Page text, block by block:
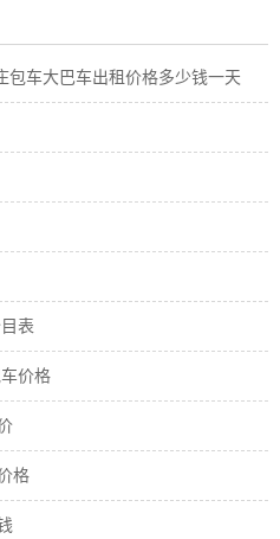
包车大巴车出租价格多少钱一天
表
价格
格